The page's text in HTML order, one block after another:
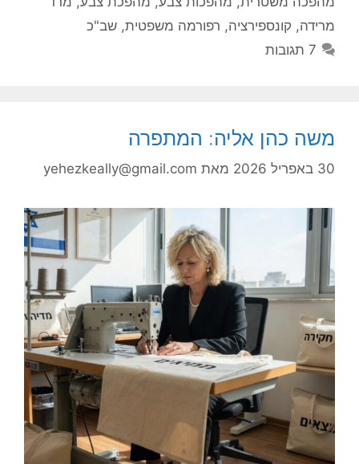
מרידה, קונספירציה, רפורמה משפטית, שב"כ
7 תגובות
משה כהן אליה: המתפרה
30 באפריל 2026 מאת yehezkeally@gmail.com